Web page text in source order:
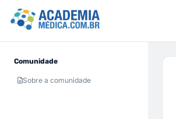
Comunidade
Sobre a comunidade